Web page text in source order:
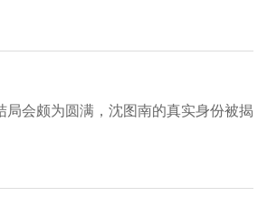
局会颇为圆满，沈图南的真实身份被揭